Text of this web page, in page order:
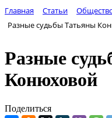
Главная Статьи
Разные судьбы Татьяны
Разные
Конюховой
Поделиться